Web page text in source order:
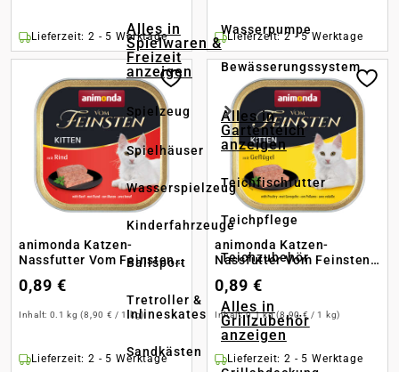
Alles in
Spielwaren &
Freizeit
anzeigen
Spielzeug
Spielhäuser
Wasserspielzeug
Kinderfahrzeuge
Ballsport
Tretroller &
Inlineskates
Sandkästen
Wasserpumpe
Bewässerungssystem
Alles in
Gartenteich
anzeigen
Teichfischfutter
Teichpflege
Teichzubehör
Alles in
Grillzubehör
anzeigen
Lieferzeit: 2 - 5 Werktage Lieferzeit: 2 - 5 Werktage
animonda Katzen-
Nassfutter Vom Feinsten
0,89 €
Inhalt: 0.1 kg(8,90 € / 1 kg)
Lieferzeit: 2 - 5 Werktage
animonda Katzen-
Nassfutter Vom Feinsten
0,89 €
Inhalt:0.1 kg(8,90 € / 1 kg)
Lieferzeit: 2 - 5 Werktage